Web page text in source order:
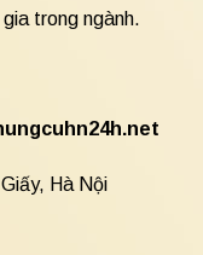
trong ngành.
Hà Nội